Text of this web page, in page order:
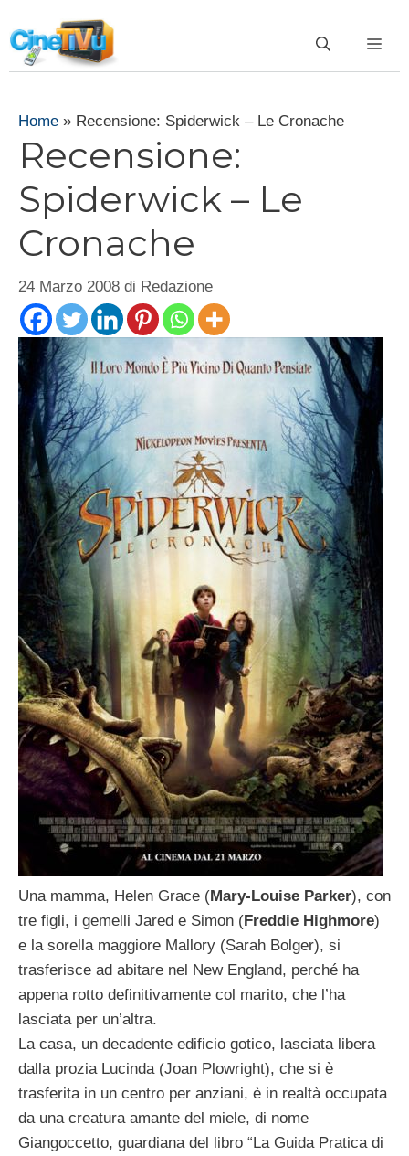
al
contenuto
Home » Recensione: Spiderwick – Le Cronache
Recensione:
Spiderwick – Le
Cronache
24 Marzo 2008 di Redazione
Una mamma, Helen Grace (Mary-Louise Parker), con
tre figli, i gemelli Jared e Simon (Freddie Highmore)
e la sorella maggiore Mallory (Sarah Bolger), si
trasferisce ad abitare nel New England, perché ha
appena rotto definitivamente col marito, che l’ha
lasciata per un’altra.
La casa, un decadente edificio gotico, lasciata libera
dalla prozia Lucinda (Joan Plowright), che si è
trasferita in un centro per anziani, è in realtà occupata
da una creatura amante del miele, di nome
Giangoccetto, guardiana del libro “La Guida Pratica di